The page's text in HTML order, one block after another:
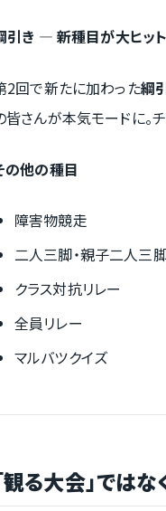
引き — 新種目が大ヒット
2回で新たに加わった綱
皆さんが本気モードに。
の他の種目
障害物競走
二人三脚・親子二人三
クラス対抗リレー
全員リレー
マルバツクイズ
観る大会」では